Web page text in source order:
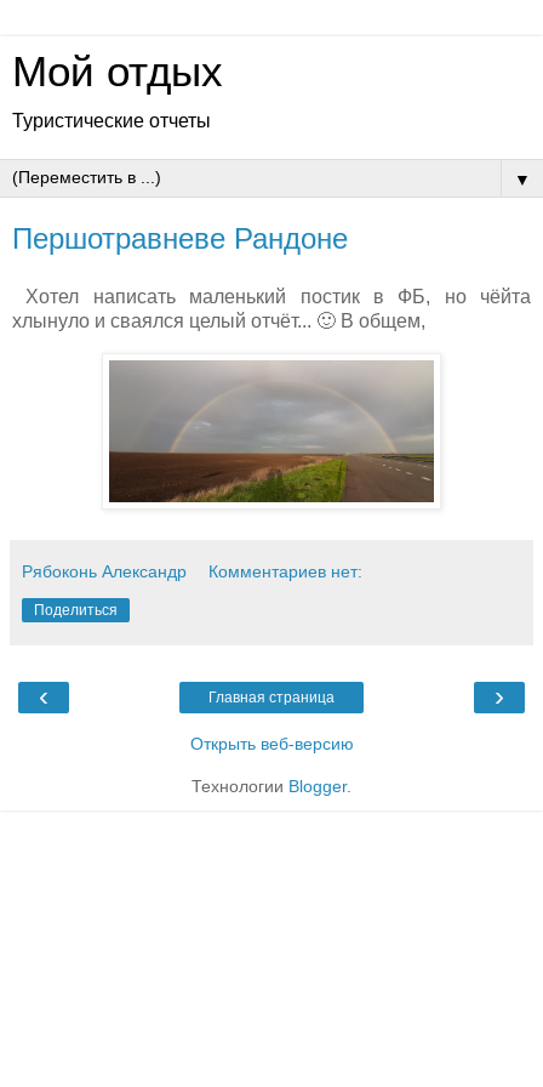
Мой отдых
Туристические отчеты
▼
Першотравневе Рандоне
Хотел написать маленький постик в ФБ, но чёйта
хлынуло и сваялся целый отчёт... 🙂 В общем,
Рябоконь Александр Комментариев нет:
Поделиться
‹ ›
Главная страница
Открыть веб-версию
Технологии Blogger.